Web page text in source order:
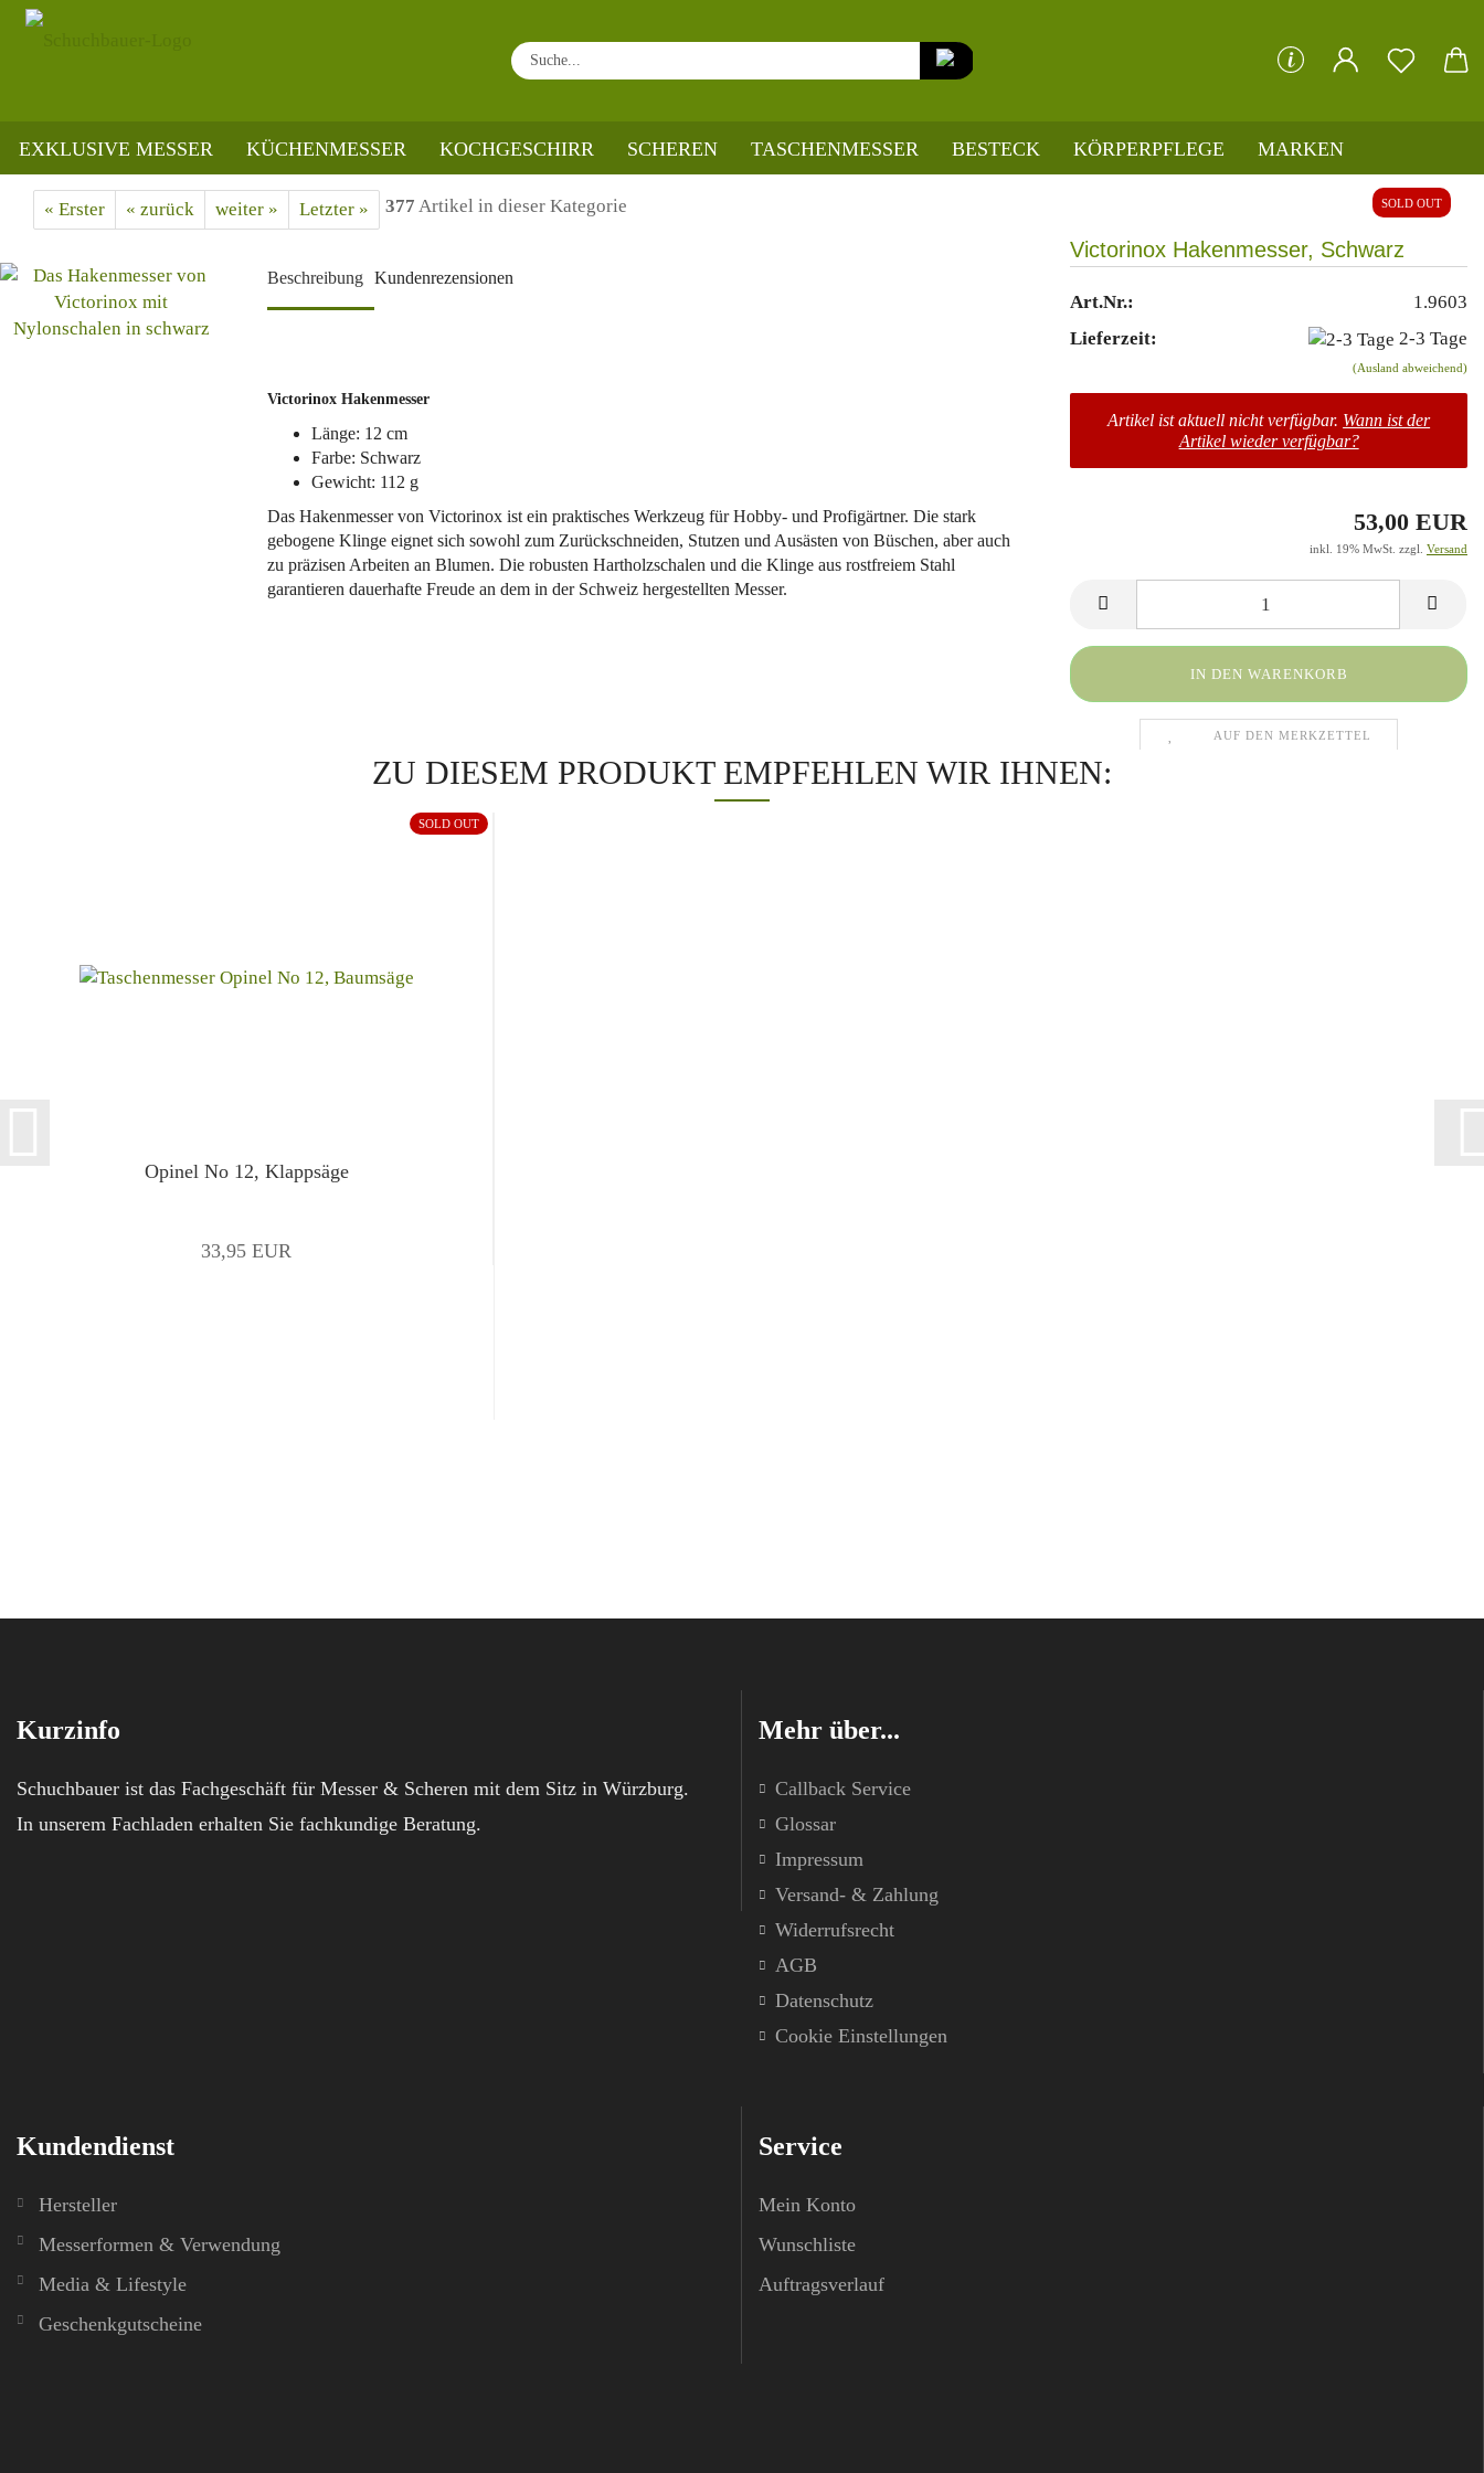
Suche...
EXKLUSIVE MESSER KÜCHENMESSER KOCHGESCHIRR SCHEREN TASCHENMESSER BESTECK KÖRPERPFLEGE MARKEN
» » »
« Erster « zurück weiter » Letzter » 377 Artikel in dieser Kategorie SOLD OUT
Victorinox Hakenmesser, Schwarz
Art.Nr.:
1.9603
Lieferzeit:
2-3 Tage
(Ausland abweichend)
Artikel ist aktuell nicht verfügbar. Wann ist der
Artikel wieder verfügbar?
53,00 EUR
inkl. 19% MwSt. zzgl. Versand
AUF DEN MERKZETTEL
Beschreibung Kundenrezensionen
Victorinox Hakenmesser
Länge: 12 cm
Farbe: Schwarz
Gewicht: 112 g
Das Hakenmesser von Victorinox ist ein praktisches Werkzeug für Hobby- und Profigärtner. Die stark
gebogene Klinge eignet sich sowohl zum Zurückschneiden, Stutzen und Ausästen von Büschen, aber auch
zu präzisen Arbeiten an Blumen. Die robusten Hartholzschalen und die Klinge aus rostfreiem Stahl
garantieren dauerhafte Freude an dem in der Schweiz hergestellten Messer.
ZU DIESEM PRODUKT EMPFEHLEN WIR IHNEN:
SOLD OUT
Opinel No 12, Klappsäge
33,95 EUR
Kurzinfo
Schuchbauer ist das Fachgeschäft für Messer & Scheren mit dem Sitz in Würzburg.
In unserem Fachladen erhalten Sie fachkundige Beratung.
Mehr über...
Callback Service
Glossar
Impressum
Versand- & Zahlung
Widerrufsrecht
AGB
Datenschutz
Cookie Einstellungen
Kundendienst
Hersteller
Messerformen & Verwendung
Media & Lifestyle
Geschenkgutscheine
Service
Mein Konto
Wunschliste
Auftragsverlauf